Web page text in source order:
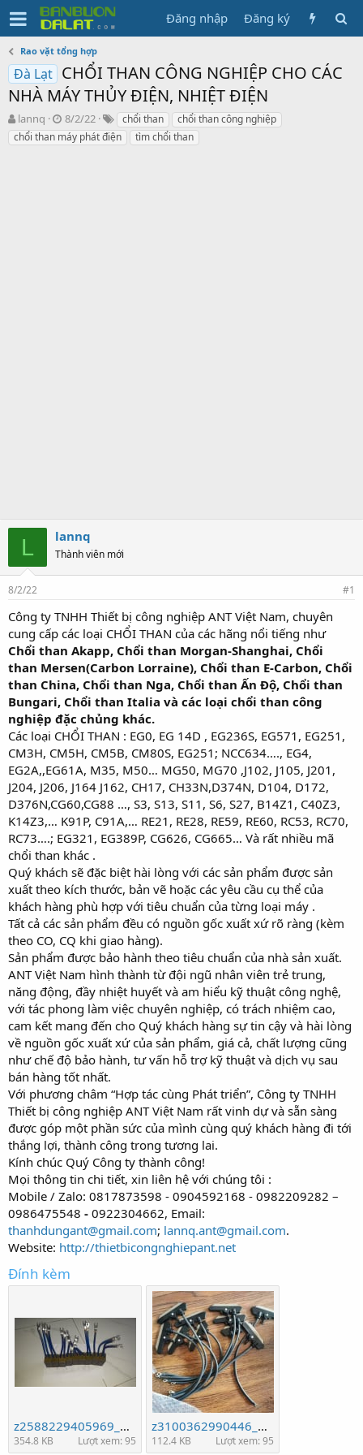
Đăng nhập Đăng ký
Rao vặt tổng hợp
Đà Lạt CHỔI THAN CÔNG NGHIỆP CHO CÁC
NHÀ MÁY THỦY ĐIỆN, NHIỆT ĐIỆN
N
g
ư
lannq
N
g
à
8/2/22
T
ừ
k
chổi than
chổi than công nghiệp
chổi than máy phát điện
tìm chổi than
L lannq
Thành viên mới
8/2/22 #1
Công ty TNHH Thiết bị công nghiệp ANT Việt Nam, chuyên
cung cấp các loại CHỔI THAN của các hãng nổi tiếng như
Chổi than Akapp, Chổi than Morgan-Shanghai, Chổi
than Mersen(Carbon Lorraine), Chổi than E-Carbon, Chổi
than China, Chổi than Nga, Chổi than Ấn Độ, Chổi than
Bungari, Chổi than Italia và các loại chổi than công
nghiệp đặc chủng khác.
Các loại CHỔI THAN : EG0, EG 14D , EG236S, EG571, EG251,
CM3H, CM5H, CM5B, CM80S, EG251; NCC634…., EG4,
EG2A,,EG61A, M35, M50… MG50, MG70 ,J102, J105, J201,
J204, J206, J164 J162, CH17, CH33N,D374N, D104, D172,
D376N,CG60,CG88 …, S3, S13, S11, S6, S27, B14Z1, C40Z3,
K14Z3,… K91P, C91A,… RE21, RE28, RE59, RE60, RC53, RC70,
RC73….; EG321, EG389P, CG626, CG665… Và rất nhiều mã
chổi than khác .
Quý khách sẽ đặc biệt hài lòng với các sản phẩm được sản
xuất theo kích thước, bản vẽ hoặc các yêu cầu cụ thể của
khách hàng phù hợp với tiêu chuẩn của từng loại máy .
Tất cả các sản phẩm đều có nguồn gốc xuất xứ rõ ràng (kèm
theo CO, CQ khi giao hàng).
Sản phẩm được bảo hành theo tiêu chuẩn của nhà sản xuất.
ANT Việt Nam hình thành từ đội ngũ nhân viên trẻ trung,
năng động, đầy nhiệt huyết và am hiểu kỹ thuật công nghệ,
với tác phong làm việc chuyên nghiệp, có trách nhiệm cao,
cam kết mang đến cho Quý khách hàng sự tin cậy và hài lòng
về nguồn gốc xuất xứ của sản phẩm, giá cả, chất lượng cũng
như chế độ bảo hành, tư vấn hỗ trợ kỹ thuật và dịch vụ sau
bán hàng tốt nhất.
Với phương châm “Hợp tác cùng Phát triển”, Công ty TNHH
Thiết bị công nghiệp ANT Việt Nam rất vinh dự và sẵn sàng
được góp một phần sức của mình cùng quý khách hàng đi tới
thắng lợi, thành công trong tương lai.
Kính chúc Quý Công ty thành công!
Mọi thông tin chi tiết, xin liên hệ với chúng tôi :
Mobile / Zalo: 0817873598 - 0904592168 - 0982209282 –
0986475548 - 0922304662, Email:
thanhdungant@gmail.com; lannq.ant@gmail.com.
Website: http://thietbicongnghiepant.net
Đính kèm
z2588229405969_98007fd807d40e427aef6caac7c9d78c.jpg
354.8 KB Lượt xem: 95
z3100362990446_6d28a2e4407a84e92920a3733f869cf0.jpg
112.4 KB Lượt xem: 95